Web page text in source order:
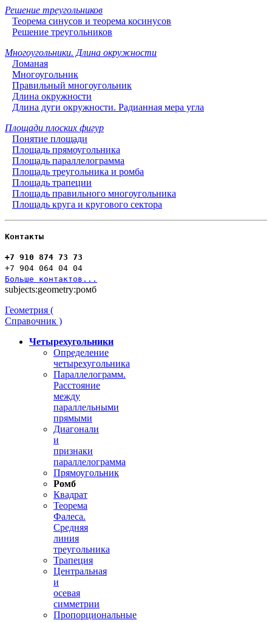
Решение треугольников
Теорема синусов и теорема косинусов
Решение треугольников
Многоугольники. Длина окружности
Ломаная
Многоугольник
Правильный многоугольник
Длина окружности
Длина дуги окружности. Радианная мера угла
Площади плоских фигур
Понятие площади
Площадь прямоугольника
Площадь параллелограмма
Площадь треугольника и ромба
Площадь трапеции
Площадь правильного многоугольника
Площадь круга и кругового сектора
Контакты
+7 910 874 73 73
+7 904 064 04 04
Больше контактов...
subjects:geometry:ромб
Геометрия (
Справочник )
Четырехугольники
Определение
четырехугольника
Параллелограмм.
Расстояние
между
параллельными
прямыми
Диагонали
и
признаки
параллелограмма
Прямоугольник
Ромб
Квадрат
Теорема
Фалеса.
Средняя
линия
треугольника
Трапеция
Центральная
и
осевая
симметрии
Пропорциональные